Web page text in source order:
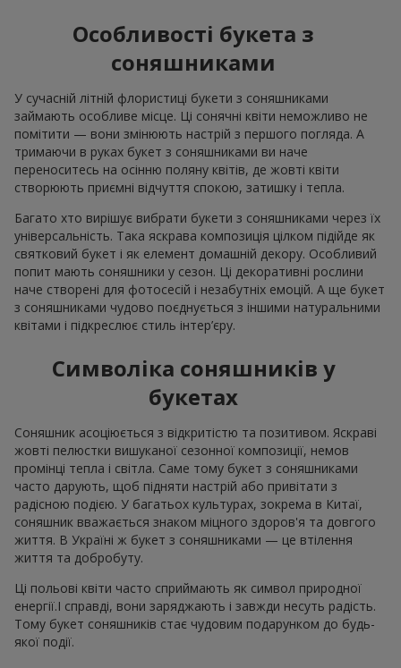
Особливості букета з
соняшниками
У сучасній літній флористиці букети з соняшниками
займають особливе місце. Ці сонячні квіти неможливо не
помітити — вони змінюють настрій з першого погляда. А
тримаючи в руках букет з соняшниками ви наче
переноситесь на осінню поляну квітів, де жовті квіти
створюють приємні відчуття спокою, затишку і тепла.
Багато хто вирішує вибрати букети з соняшниками через їх
універсальність. Така яскрава композиція цілком підійде як
святковий букет і як елемент домашній декору. Особливий
попит мають соняшники у сезон. Ці декоративні рослини
наче створені для фотосесій і незабутніх емоцій. А ще букет
з соняшниками чудово поєднується з іншими натуральними
квітами і підкреслює стиль інтер’єру.
Символіка соняшників у
букетах
Соняшник асоціюється з відкритістю та позитивом. Яскраві
жовті пелюстки вишуканої сезонної композиції, немов
промінці тепла і світла. Саме тому букет з соняшниками
часто дарують, щоб підняти настрій або привітати з
радісною подією. У багатьох культурах, зокрема в Китаї,
соняшник вважається знаком міцного здоров'я та довгого
життя. В Україні ж букет з соняшниками — це втілення
життя та добробуту.
Ці польові квіти часто сприймають як символ природної
енергії.І справді, вони заряджають і завжди несуть радість.
Тому букет соняшників стає чудовим подарунком до будь-
якої події.